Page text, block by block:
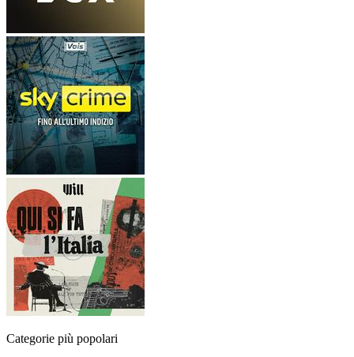
Categorie più popolari